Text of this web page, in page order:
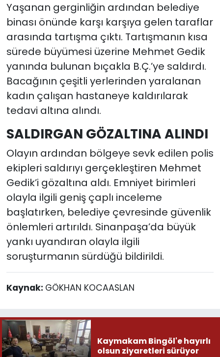
Yaşanan gerginliğin ardından belediye
binası önünde karşı karşıya gelen taraflar
arasında tartışma çıktı. Tartışmanın kısa
sürede büyümesi üzerine Mehmet Gedik
yanında bulunan bıçakla B.Ç.’ye saldırdı.
Bacağının çeşitli yerlerinden yaralanan
kadın çalışan hastaneye kaldırılarak
tedavi altına alındı.
SALDIRGAN GÖZALTINA ALINDI
Olayın ardından bölgeye sevk edilen polis
ekipleri saldırıyı gerçekleştiren Mehmet
Gedik’i gözaltına aldı. Emniyet birimleri
olayla ilgili geniş çaplı inceleme
başlatırken, belediye çevresinde güvenlik
önlemleri artırıldı. Sinanpaşa’da büyük
yankı uyandıran olayla ilgili
soruşturmanın sürdüğü bildirildi.
Kaynak: GÖKHAN KOCAASLAN
Kaymakam Bingöl'e hayırlı
olsun ziyaretleri sürüyor